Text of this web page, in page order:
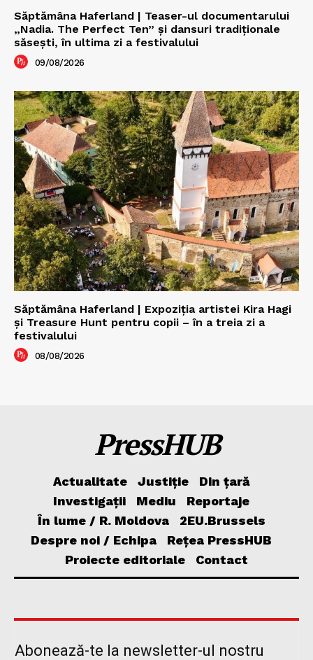
Săptămâna Haferland | Teaser-ul documentarului
„Nadia. The Perfect Ten” şi dansuri tradiţionale
săseşti, în ultima zi a festivalului
09/08/2026
Săptămâna Haferland | Expoziţia artistei Kira Hagi
şi Treasure Hunt pentru copii – în a treia zi a
festivalului
08/08/2026
PressHUB
Actualitate Justiție
Din țară
Investigații
Mediu
Reportaje
În lume / R. Moldova
2EU.Brussels
Despre noi / Echipa
Rețea PressHUB
Proiecte editoriale
Contact
Abonează-te la newsletter-ul nostru